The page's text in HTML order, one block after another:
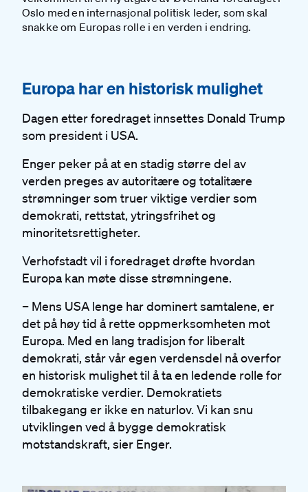
Oslo med en internasjonal politisk leder, som skal
snakke om Europas rolle i en verden i endring.
#
Europa har en historisk mulighet
Dagen etter foredraget innsettes Donald Trump
som president i USA.
Enger peker på at en stadig større del av
verden preges av autoritære og totalitære
strømninger som truer viktige verdier som
demokrati, rettstat, ytringsfrihet og
minoritetsrettigheter.
Verhofstadt vil i foredragetdrøfte hvordan
Europa kan møte disse strømningene.
– Mens USA lenge har dominert samtalene, er
det på høy tid å rette oppmerksomheten mot
Europa. Med en lang tradisjon for liberalt
demokrati, står vår egen verdensdel nå overfor
en historisk mulighet til å ta en ledende rolle for
demokratiske verdier. Demokratiets
tilbakegang er ikke en naturlov. Vi kan snu
utviklingen ved å bygge demokratisk
motstandskraft, sier Enger.